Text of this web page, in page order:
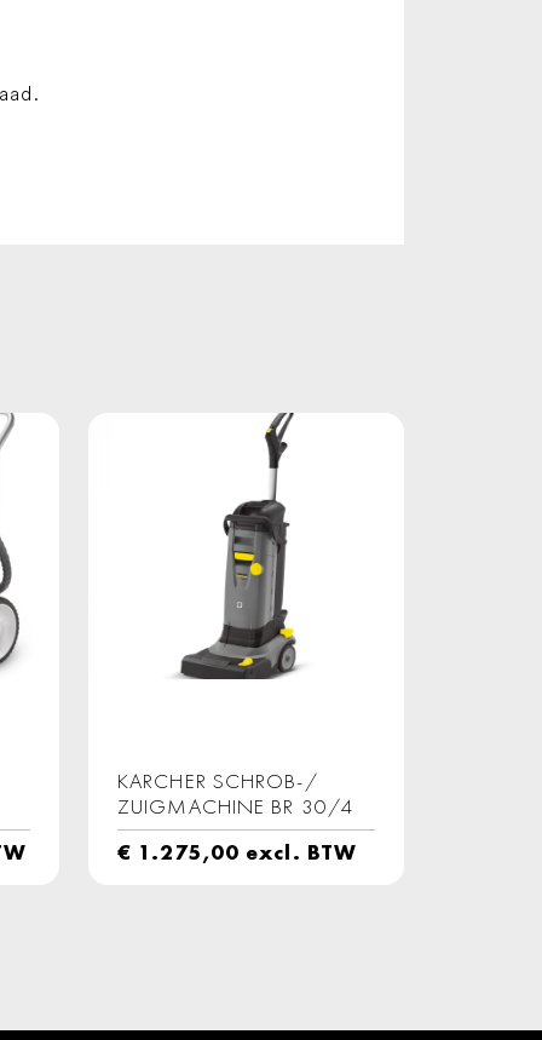
KARCHER SCHROB-/
ZUIGMACHINE BR 30/4
€ 1.275,00 excl. BTW